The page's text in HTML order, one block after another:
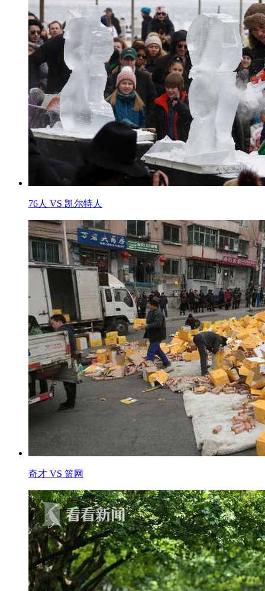
76人 VS 凯尔特人
奇才 VS 篮网